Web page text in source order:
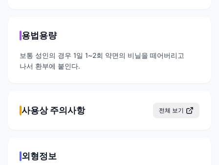
용법용량
보통 성인의 경우 1일 1~2회 약면의 비닐을 떼어버리고
나서 환부에 붙인다.
사용상 주의사항 전체 보기
외형정보